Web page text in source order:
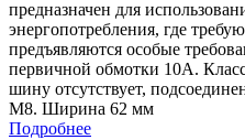
предназначен для
энергопотребления, где
предъявляются особые
первичной обмотки 10A.
шину отсутствует,
М8. Ширина 62 мм
Подробнее